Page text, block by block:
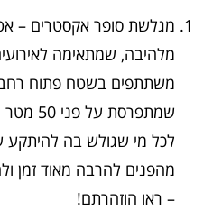
מגלשת סופר אקסטרים –
מלהיבה, שמתאימה
משתתפים בשטח פתוח
לכל מי שגולש בה להיתקע
מהפנים להרבה מאוד זמן
– ראו הוזהרתם!